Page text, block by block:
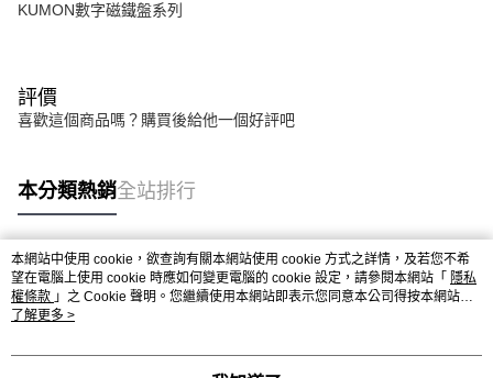
KUMON數字磁鐵盤系列
評價
喜歡這個商品嗎？購買後給他一個好評吧
本分類熱銷全站排行
熱門標籤
本網站中使用 cookie，欲查詢有關本網站使用 cookie 方式之詳情，及若您不希
望在電腦上使用 cookie 時應如何變更電腦的 cookie 設定，請參閱本網站「 隱私
權條款 」之 Cookie 聲明。您繼續使用本網站即表示您同意本公司得按本網站使
用條款之 Cookie 聲明使用 cookie。
了解更多 >